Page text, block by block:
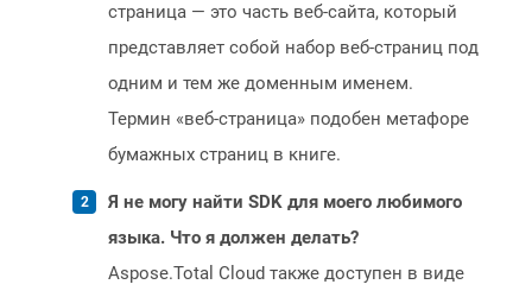
страница — это часть веб-сайта, который
представляет собой набор веб-страниц под
одним и тем же доменным именем.
Термин «веб-страница» подобен метафоре
бумажных страниц в книге.
Я не могу найти SDK для моего любимого
языка. Что я должен делать?
Aspose.Total Cloud также доступен в виде